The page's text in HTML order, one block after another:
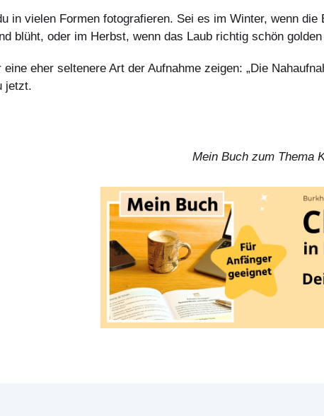
in vielen Formen fotografieren. Sei es im Winter, wenn
blüht, oder im Herbst, wenn das Laub richtig schön
eher seltenere Art der Aufnahme zeigen: „Die
jetzt.
Mein Buch zum Thema